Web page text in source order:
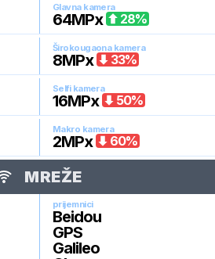
Glavna kamera
64MPx 28%
Širokougaona kamera
8MPx 33%
Selfi kamera
16MPx 50%
Makro kamera
2MPx 60%
MREŽE
prijemnici
Beidou
GPS
Galileo